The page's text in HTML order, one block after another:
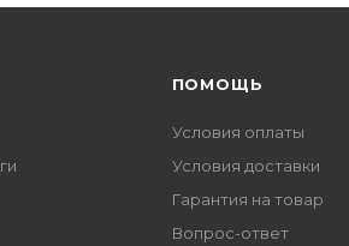
ПОМОЩЬ
Условия оплаты
Условия доставки
Гарантия на товар
Вопрос-ответ